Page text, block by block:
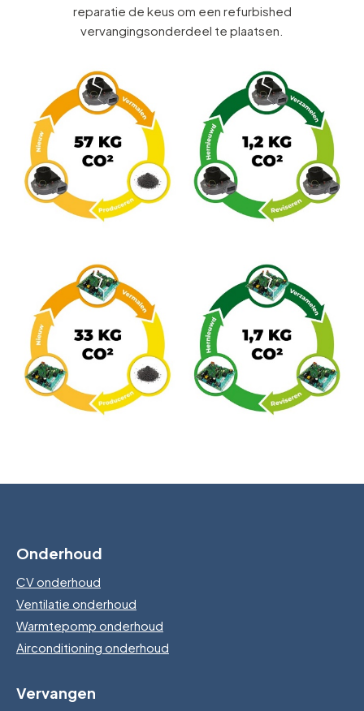
reparatie de keus om een refurbished
vervangingsonderdeel te plaatsen.
Onderhoud
CV onderhoud
Ventilatie onderhoud
Warmtepomp onderhoud
Airconditioning onderhoud
Vervangen